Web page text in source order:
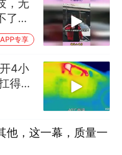
，无
了解
APP专享
4小
得住
他，这一幕，质量一